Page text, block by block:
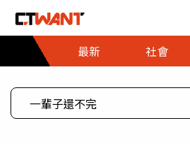
最新
社會